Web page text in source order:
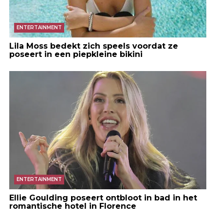
ENTERTAINMENT
Lila Moss bedekt zich speels voordat ze
poseert in een piepkleine bikini
ENTERTAINMENT
Ellie Goulding poseert ontbloot in bad in het
romantische hotel in Florence